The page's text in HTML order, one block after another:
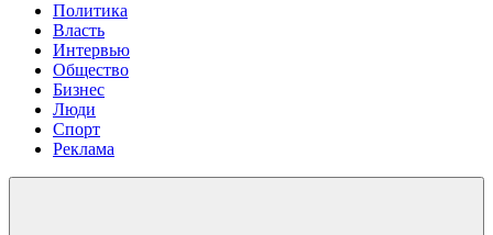
Политика
Власть
Интервью
Общество
Бизнес
Люди
Спорт
Реклама